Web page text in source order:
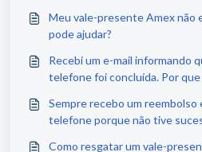
Meu vale-presente Amex não
pode ajudar?
Recebi um e-mail informando
telefone foi concluída. Por
Sempre recebo um reembolso
telefone porque não tive
Como resgatar um vale-